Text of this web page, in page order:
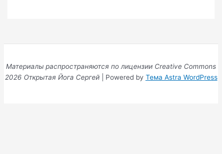
Материалы распространяются по лицензии Creative Commons
2026 Открытая Йога Сергей| Powered by Тема Astra WordPress